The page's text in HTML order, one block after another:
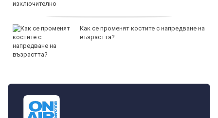
Как се променят костите с напредване на
възрастта?